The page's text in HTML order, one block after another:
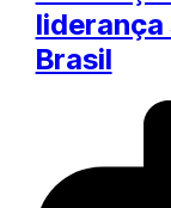
liderança
Brasil